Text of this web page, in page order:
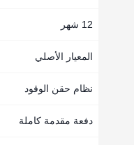
12 شهر
المعيار الأصلي
نظام حقن الوقود
دفعة مقدمة كاملة